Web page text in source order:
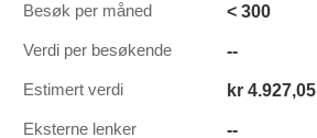
Besøk per måned < 300
Verdi per besøkende --
Estimert verdi kr 4.927,05
Eksterne lenker --